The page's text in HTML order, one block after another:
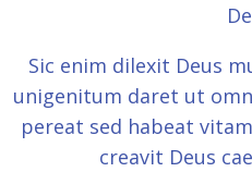
Sic enim dilexit Deus
unigenitum daret ut
pereat sed habeat
creavit Deus